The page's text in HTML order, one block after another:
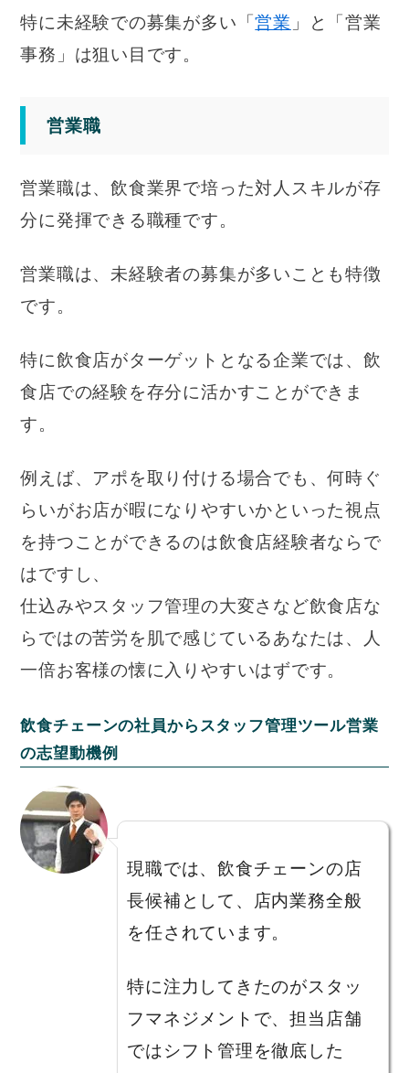
特に未経験での募集が多い「営業 」と「営業
事務」は狙い目です。
営業職
営業職は、飲食業界で培った対人スキルが存
分に発揮できる職種です。
営業職は、未経験者の募集が多いことも特徴
です。
特に飲食店がターゲットとなる企業では、飲
食店での経験を存分に活かすことができま
す。
例えば、アポを取り付ける場合でも、何時ぐ
らいがお店が暇になりやすいかといった視点
を持つことができるのは飲食店経験者ならで
はですし、
仕込みやスタッフ管理の大変さなど飲食店な
らではの苦労を肌で感じているあなたは、人
一倍お客様の懐に入りやすいはずです。
飲食チェーンの社員からスタッフ管理ツール営業
の志望動機例
現職では、飲食チェーンの店
長候補として、店内業務全般
を任されています。
特に注力してきたのがスタッ
フマネジメントで、担当店舗
ではシフト管理を徹底した